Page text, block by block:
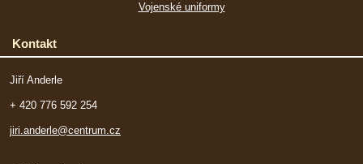
Vojenské uniformy
Kontakt
Jiří Anderle
+ 420 776 592 254
jiri.anderle@centrum.cz